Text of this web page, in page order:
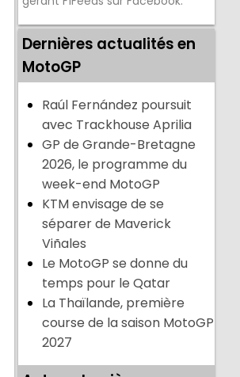
Dernières actualités en
MotoGP
Raúl Fernández poursuit
avec Trackhouse Aprilia
GP de Grande-Bretagne
2026, le programme du
week-end MotoGP
KTM envisage de se
séparer de Maverick
Viñales
Le MotoGP se donne du
temps pour le Qatar
La Thaïlande, première
course de la saison MotoGP
2027